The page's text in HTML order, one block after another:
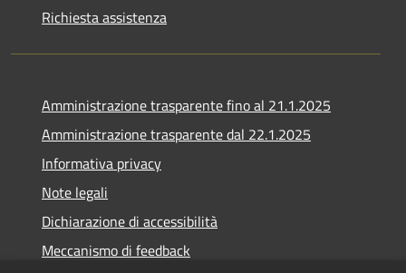
Richiesta assistenza
Amministrazione trasparente fino al 21.1.2025
Amministrazione trasparente dal 22.1.2025
Informativa privacy
Note legali
Dichiarazione di accessibilità
Meccanismo di feedback